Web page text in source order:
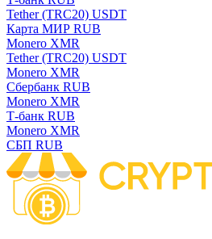
Tether (TRC20) USDT
Карта МИР RUB
Monero XMR
Tether (TRC20) USDT
Monero XMR
Сбербанк RUB
Monero XMR
Т-банк RUB
Monero XMR
СБП RUB